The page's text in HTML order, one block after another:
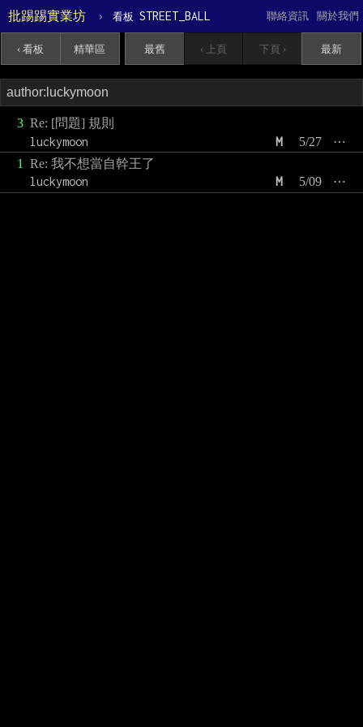
批踢踢實業坊 › 看板 STREET_BALL 關於我們
聯絡資訊
‹ 看板 精華區 最舊 ‹ 上頁 下頁 › 最新
3 Re: [問題] 規則
luckymoon
⋯
5/27
M
1
Re: 我不想當自幹王了
luckymoon
⋯
5/09
M